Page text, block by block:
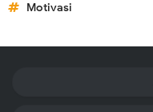
Motivasi